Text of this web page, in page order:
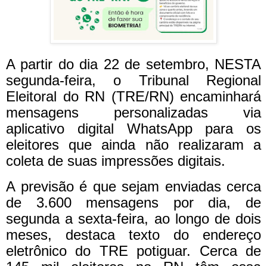
A partir do dia 22 de setembro, NESTA
segunda-feira, o Tribunal Regional
Eleitoral do RN (TRE/RN) encaminhará
mensagens personalizadas via
aplicativo digital WhatsApp para os
eleitores que ainda não realizaram a
coleta de suas impressões digitais.
A previsão é que sejam enviadas cerca
de 3.600 mensagens por dia, de
segunda a sexta-feira, ao longo de dois
meses, destaca texto do endereço
eletrônico do TRE potiguar. Cerca de